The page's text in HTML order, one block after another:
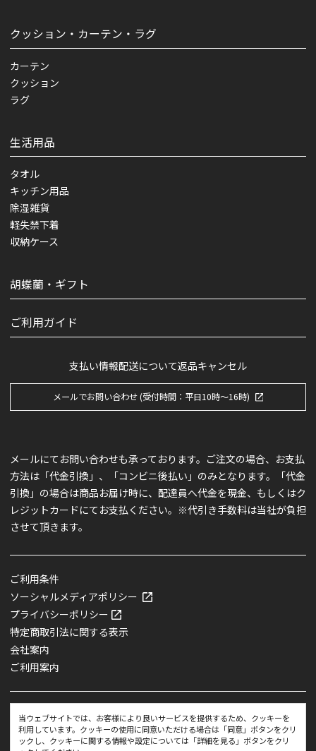
クッション・カーテン・ラグ
カーテン
クッション
ラグ
生活用品
タオル
キッチン用品
除湿雑貨
軽失禁下着
収納ケース
胡蝶蘭・ギフト
ご利用ガイド
支払い情報配送について返品キャンセル
メールでお問い合わせ (受付時間：平日10時～16時)
メールにてお問い合わせも承っております。ご注文の場合、お支払
方法は「代金引換」、「コンビニ後払い」のみとなります。「代金
引換」の場合は商品お届け時に、配達員へ代金を現金、もしくはク
レジットカードにてお支払ください。※代引き手数料は当社が負担
させて頂きます。
ご利用条件
ソーシャルメディアポリシー
プライバシーポリシー
特定商取引法に関する表示
会社案内
ご利用案内
COPYRIGHT @ TEIJIN AXIA CO.,LTD. ALL RIGHTS RESERVED.
当ウェブサイトでは、お客様により良いサービスを提供するため、クッキーを
利用しています。クッキーの使用に同意いただける場合は「同意」ボタンをクリ
ックし、クッキーに関する情報や設定については「詳細を見る」ボタンをクリ